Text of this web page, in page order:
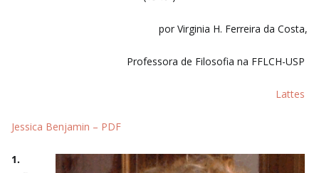
por Virginia H. Ferreira da Costa,
Professora de Filosofia na FFLCH-USP
Lattes
Jessica Benjamin – PDF
1.